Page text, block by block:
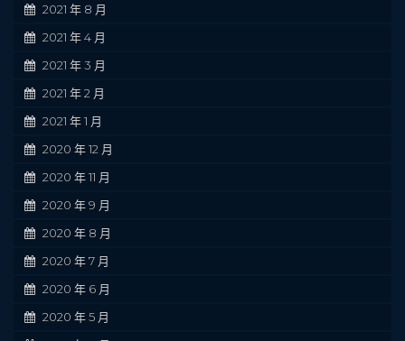
2021 年 8 月
2021 年 4 月
2021 年 3 月
2021 年 2 月
2021 年 1 月
2020 年 12 月
2020 年 11 月
2020 年 9 月
2020 年 8 月
2020 年 7 月
2020 年 6 月
2020 年 5 月